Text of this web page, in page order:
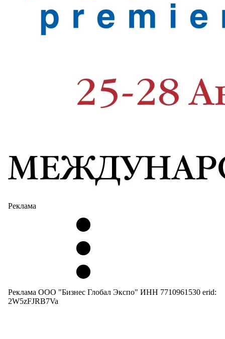
Реклама
Реклама ООО "Бизнес Глобал Экспо" ИНН 7710961530 erid:
2W5zFJRB7Va